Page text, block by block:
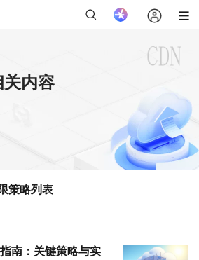
内容
策略列表
南：关键策略与实